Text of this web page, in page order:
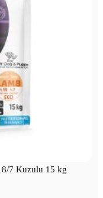
7 Kuzulu 15 kg